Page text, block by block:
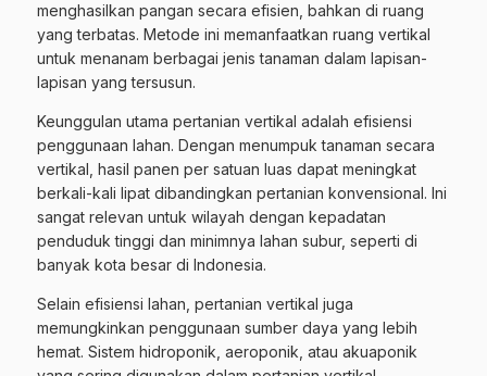
menghasilkan pangan secara efisien, bahkan di ruang
yang terbatas. Metode ini memanfaatkan ruang vertikal
untuk menanam berbagai jenis tanaman dalam lapisan-
lapisan yang tersusun.
Keunggulan utama pertanian vertikal adalah efisiensi
penggunaan lahan. Dengan menumpuk tanaman secara
vertikal, hasil panen per satuan luas dapat meningkat
berkali-kali lipat dibandingkan pertanian konvensional. Ini
sangat relevan untuk wilayah dengan kepadatan
penduduk tinggi dan minimnya lahan subur, seperti di
banyak kota besar di Indonesia.
Selain efisiensi lahan, pertanian vertikal juga
memungkinkan penggunaan sumber daya yang lebih
hemat. Sistem hidroponik, aeroponik, atau akuaponik